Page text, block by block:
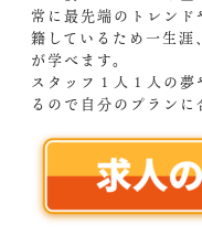
常に最先端のトレン
籍しているため一生涯
が学べます。
スタッフ１人１人の
るので自分のプランに